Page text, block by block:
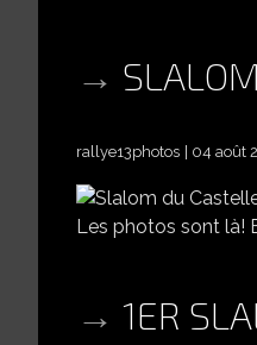
rallye13photos 04 août
Les photos sont là!
1ER